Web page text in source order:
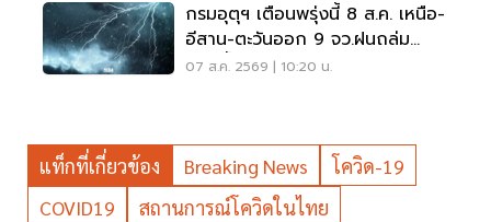
กรมอุตุฯ เตือนพรุ่งนี้ 8 ส.ค. เหนือ-
อีสาน-ตะวันออก 9 จว.ฝนถล่ม
ระวังน้ำท่วมฉับพลัน
07 ส.ค. 2569 | 10:20 น.
แท็กที่เกี่ยวข้อง Breaking News
โควิด-19
COVID19
สถานการณ์โควิดในไทย